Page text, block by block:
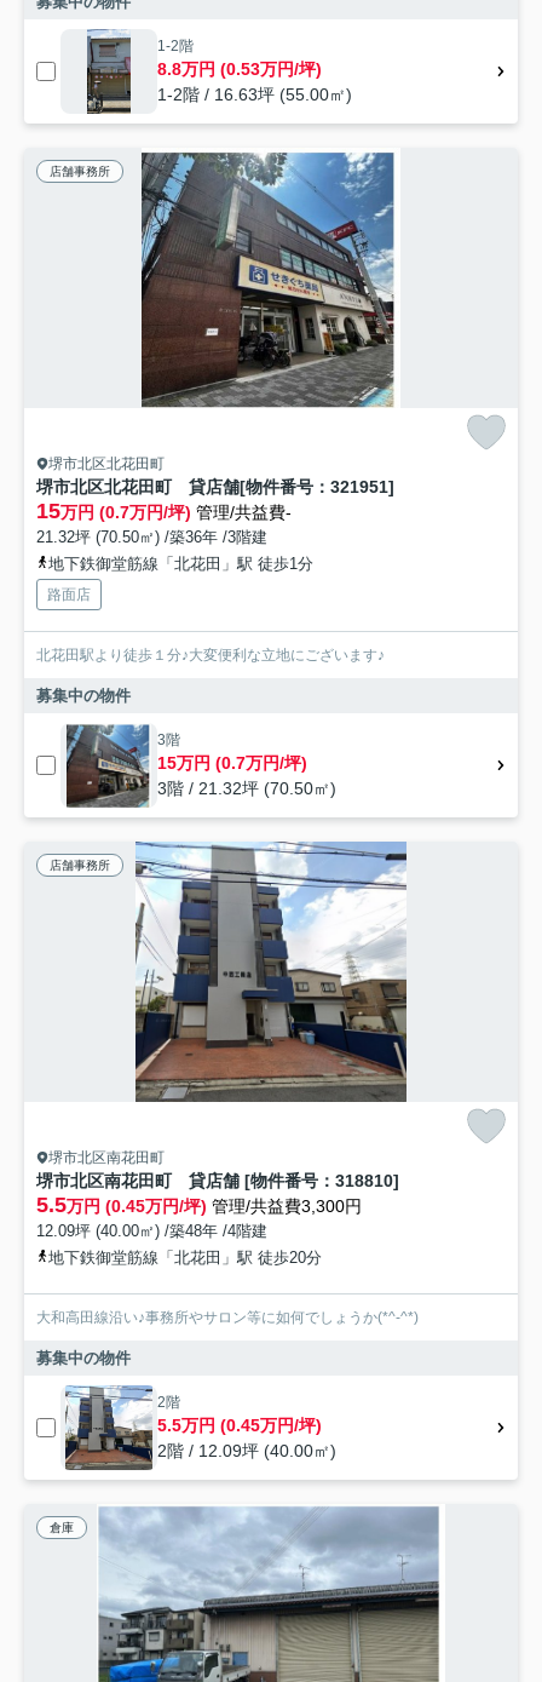
1-2階
8.8万円 (0.53万円/坪)
1-2階 / 16.63坪 (55.00㎡)
店舗事務所
堺市北区北花田町
堺市北区北花田町 貸店舗[物件番号：321951]
15万円 (0.7万円/坪) 管理/共益費-
21.32坪 (70.50㎡) /築36年 /3階建
地下鉄御堂筋線「北花田」駅 徒歩1分
路面店
北花田駅より徒歩１分♪大変便利な立地にございます♪
募集中の物件
3階
15万円 (0.7万円/坪)
3階 / 21.32坪 (70.50㎡)
店舗事務所
堺市北区南花田町
堺市北区南花田町 貸店舗 [物件番号：318810]
5.5万円 (0.45万円/坪) 管理/共益費3,300円
12.09坪 (40.00㎡) /築48年 /4階建
地下鉄御堂筋線「北花田」駅 徒歩20分
大和高田線沿い♪事務所やサロン等に如何でしょうか(*^-^*)
募集中の物件
2階
5.5万円 (0.45万円/坪)
2階 / 12.09坪 (40.00㎡)
倉庫